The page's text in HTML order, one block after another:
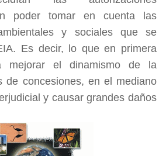
poder tomar en cuenta las
y sociales que se
Es decir, lo que en primera
mejorar el dinamismo de la
de concesiones, en el mediano
y causar grandes daños